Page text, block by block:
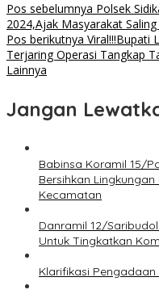
Pos sebelumnya Polsek
2024,Ajak Masyarakat
Pos berikutnya Viral!!!Bupati
Terjaring Operasi Tangkap
Lainnya
Jangan
Babinsa Koramil 15/
Bersihkan
Kecamatan
Danramil 12/
Untuk Tingkatkan
Klarifikasi